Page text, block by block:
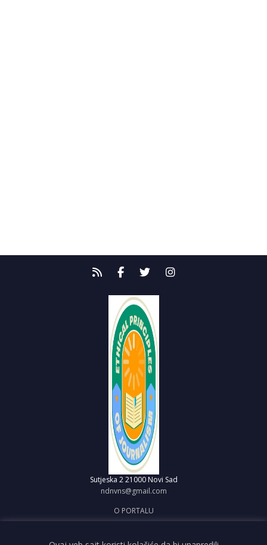
Sutjeska 2 21000 Novi Sad
ndnvns@gmail.com
O PORTALU